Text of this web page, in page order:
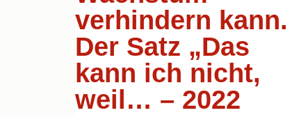
verhindern kann.
Der Satz „Das
kann ich nicht,
weil… – 2022